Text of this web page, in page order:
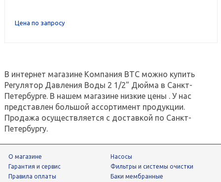
Цена по запросу
В интернет магазине Компания ВТС можно купить
Регулятор Давления Воды 2 1/2" Дюйма в Санкт-
Петербурге. В нашем магазине низкие цены . У нас
представлен большой ассортимент продукции.
Продажа осуществляется с доставкой по Санкт-
Петербургу.
О магазине
Гарантия и сервис
Правила оплаты
Насосы
фильтры и системы очистки
Баки мембранные